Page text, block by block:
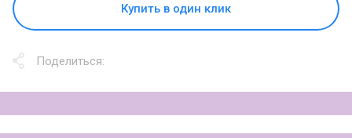
Купить в один клик
Поделиться: